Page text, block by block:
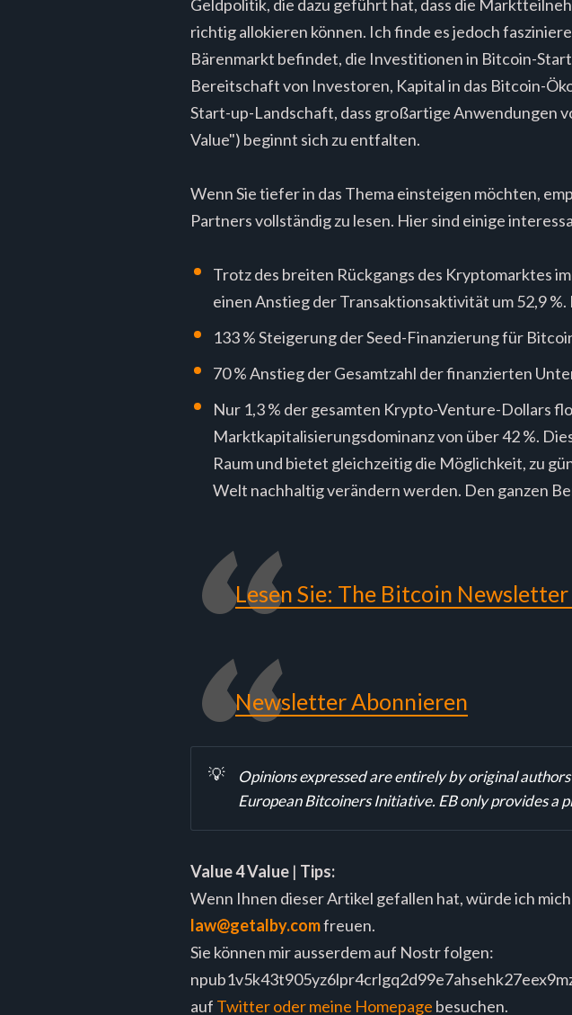
Geldpolitik, die dazu geführt hat, dass die
richtig allokieren können. Ich finde es jedoch
Bärenmarkt befindet, die Investitionen in Bitcoin-
Bereitschaft von Investoren, Kapital in das Bitcoin-
Start-up-Landschaft, dass großartige Anwendungen
Value") beginnt sich zu entfalten.
Wenn Sie tiefer in das Thema einsteigen möchten,
Partners vollständig zu lesen. Hier sind einige
Trotz des breiten Rückgangs des Kryptomarktes
einen Anstieg der Transaktionsaktivität um 52,9
133 % Steigerung der Seed-Finanzierung für
70 % Anstieg der Gesamtzahl der finanzierten
Nur 1,3 % der gesamten Krypto-Venture-Dollars
Marktkapitalisierungsdominanz von über 42 %.
Raum und bietet gleichzeitig die Möglichkeit, zu
Welt nachhaltig verändern werden. Den ganzen
Lesen Sie: The Bitcoin
Newsletter Abonnieren
💡
Opinions expressed are entirely by original
European Bitcoiners Initiative. EB only provides a
Value 4 Value | Tips:
Wenn Ihnen dieser Artikel gefallen hat, würde ich
law@getalby.comfreuen.
Sie können mir ausserdem auf Nostr folgen:
auf Twitter oder meine Homepage besuchen.